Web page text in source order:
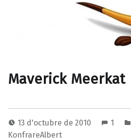
Maverick Meerkat
13 d'octubre de 2010 1
KonfrareAlbert